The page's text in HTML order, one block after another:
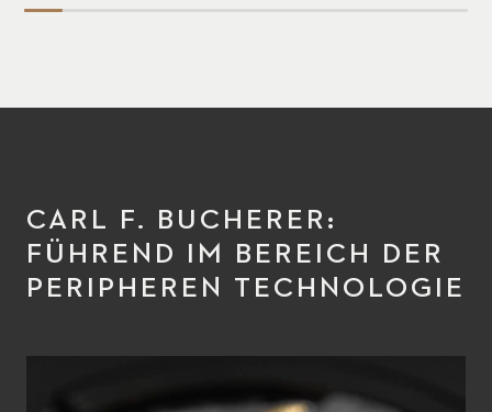
CARL F. BUCHERER:
FÜHREND IM BEREICH DER
PERIPHEREN TECHNOLOGIE